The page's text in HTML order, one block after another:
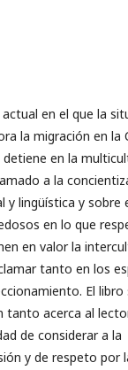
en el que la
la migración en la
en la
a la
lingüística y sobre
en lo que
en valor la
tanto en los
El libro
tanto acerca al
de considerar a la
y de respeto por